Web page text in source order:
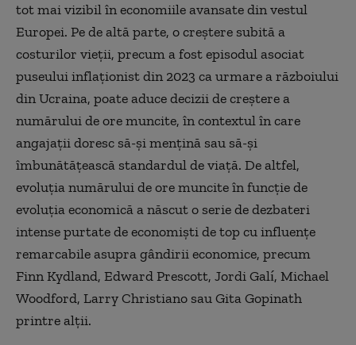
tot mai vizibil în economiile avansate din vestul
Europei. Pe de altă parte, o creștere subită a
costurilor vieții, precum a fost episodul asociat
puseului inflaționist din 2023 ca urmare a războiului
din Ucraina, poate aduce decizii de creștere a
numărului de ore muncite, în contextul în care
angajații doresc să-și mențină sau să-și
îmbunătățească standardul de viață. De altfel,
evoluția numărului de ore muncite în funcție de
evoluția economică a născut o serie de dezbateri
intense purtate de economiști de top cu influențe
remarcabile asupra gândirii economice, precum
Finn Kydland, Edward Prescott, Jordi Galí, Michael
Woodford, Larry Christiano sau Gita Gopinath
printre alții.